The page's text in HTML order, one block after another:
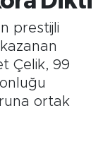
prestijli
Çelik, 99
ortak